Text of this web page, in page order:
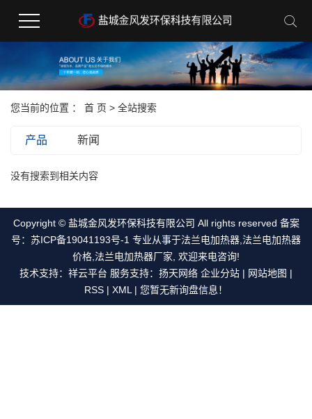
您当前的位置 ： 首 页 > 全站搜索
产品 新闻
没有搜索到相关内容
Copyright © 盐城金风发环保科技有限公司 All rights reserved 备案
号： 苏ICP备19041193号-1 专业从事于法兰电加热器 法兰电加热器
价格 法兰电加热器厂家 , 欢迎来电咨询!
技术支持： 祥云平台 服务支持： 扬天网络 企业分站 | 网站地图 |
RSS | XML | 您暂无新询盘信息！